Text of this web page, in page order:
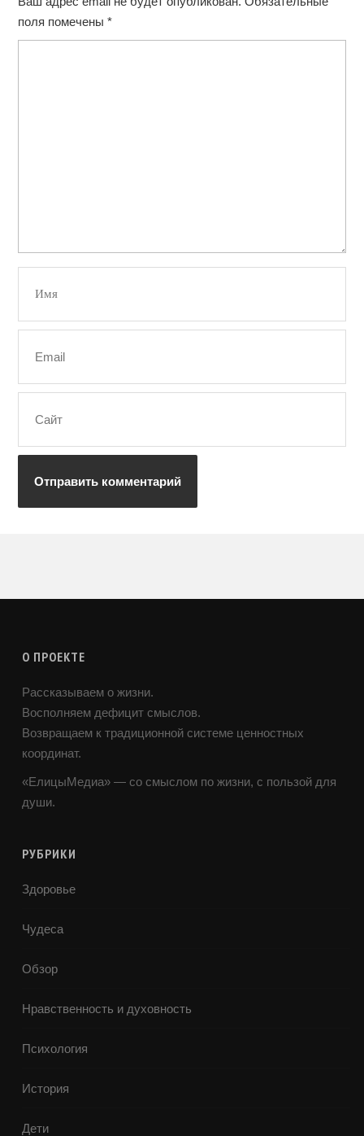
поля помечены *
О ПРОЕКТЕ
Рассказываем о жизни.
Восполняем дефицит смыслов.
Возвращаем к традиционной системе ценностных
координат.
«ЕлицыМедиа» — со смыслом по жизни, с пользой для
души.
РУБРИКИ
Здоровье
Чудеса
Обзор
Нравственность и духовность
Психология
История
Дети